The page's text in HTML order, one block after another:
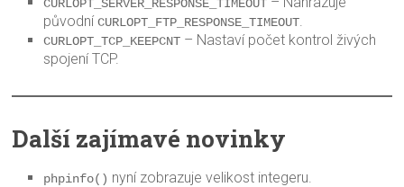
CURLOPT_SERVER_RESPONSE_TIMEOUT
původníCURLOPT_FTP_RESPONSE_TIMEOUT.
CURLOPT_TCP_KEEPCNT – Nastaví počet kontrol živých
spojení TCP.
Další zajímavé novinky
phpinfo() nyní zobrazuje velikost integeru.